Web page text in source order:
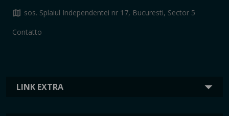
LINK EXTRA
map sos. Splaiul Independentei nr 17, Bucuresti, Sector 5
Contatto